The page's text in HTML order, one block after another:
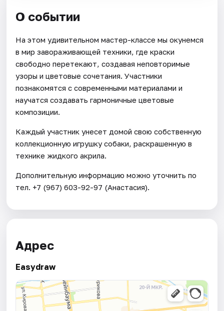
О событии
На этом удивительном мастер-классе мы окунемся
в мир завораживающей техники, где краски
свободно перетекают, создавая неповторимые
узоры и цветовые сочетания. Участники
познакомятся с современными материалами и
научатся создавать гармоничные цветовые
композиции.
Каждый участник унесет домой свою собственную
коллекционную игрушку собаки, раскрашенную в
технике жидкого акрила.
Дополнительную информацию можно уточнить по
тел. +7 (967) 603-92-97 (Анастасия).
Адрес
Easydraw